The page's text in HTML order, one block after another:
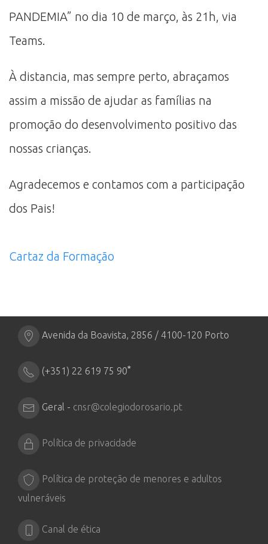
PANDEMIA” no dia 10 de março, às 21h, via
Teams.
À distancia, mas sempre perto, abraçamos
assim a missão de ajudar as famílias na
promoção do desenvolvimento positivo das
nossas crianças.
Agradecemos e contamos com a participação
dos Pais!
Cartaz da Formação
Avenida da Boavista, 2856 / 4100-120 Porto
(+351) 22 619 75 90*
Geral - cnsr@colegiodorosario.pt
Política de privacidade
Política de proteção de menores e adultos
vulneráveis
Canal de ética